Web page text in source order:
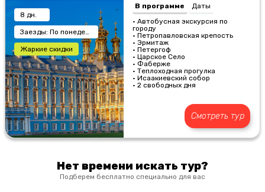
8 дн.
Заезды: По понедельникам
Жаркие скидки
В программе
Даты
• Автобусная экскурсия по
городу
• Петропавловская крепость
• Эрмитаж
• Петергоф
• Царское Село
• Фаберже
• Теплоходная прогулка
• Исаакиевский собор
• 2 свободных дня
Смотреть тур
Нет времени искать тур?
Подберем бесплатно специально для вас